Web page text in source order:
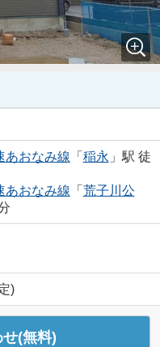
あおなみ線 「 稲永 」駅 徒
あおなみ線 「 荒子川公
)
(無料)